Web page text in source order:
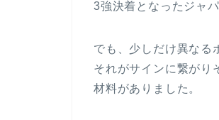
3強決着となったジャ
でも、少しだけ異なる
それがサインに繋がり
材料がありました。